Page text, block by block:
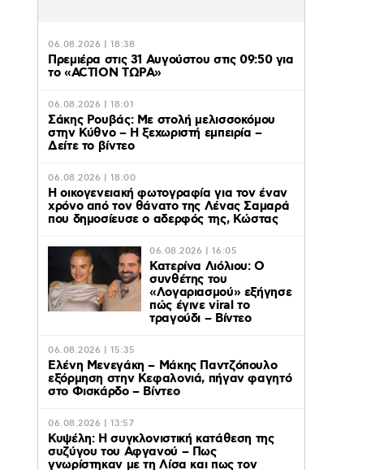
06.08.2026 | 18:38
Πρεμιέρα στις 31 Αυγούστου στις 09:50 για
το «ACTION ΤΩΡΑ»
06.08.2026 | 18:01
Σάκης Ρουβάς: Με στολή μελισσοκόμου
στην Κύθνο – Η ξεχωριστή εμπειρία –
Δείτε το βίντεο
06.08.2026 | 18:00
Η οικογενειακή φωτογραφία για τον έναν
χρόνο από τον θάνατο της Λένας Σαμαρά
που δημοσίευσε ο αδερφός της, Κώστας
06.08.2026 | 16:05
Κατερίνα Λιόλιου: Ο
συνθέτης του
«Λογαριασμού» εξήγησε
πώς έγινε viral το
τραγούδι – Βίντεο
06.08.2026 | 15:35
Ελένη Μενεγάκη – Μάκης Παντζόπουλο
εξόρμηση στην Κεφαλονιά, πήγαν φαγητό
στο Φισκάρδο – Βίντεο
06.08.2026 | 13:57
Κυψέλη: Η συγκλονιστική κατάθεση της
συζύγου του Αφγανού – Πως
γνωρίστηκαν με τη Λίσα και πως τον